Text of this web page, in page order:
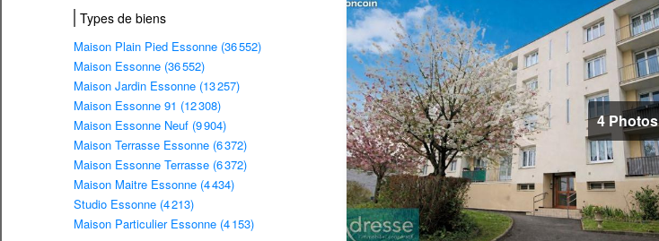
Types de biens
Maison Plain Pied Essonne (36 552)
Maison Essonne (36 552)
Maison Jardin Essonne (13 257)
Maison Essonne 91 (12 308)
Maison Essonne Neuf (9 904)
Maison Terrasse Essonne (6 372)
Maison Essonne Terrasse (6 372)
Maison Maitre Essonne (4 434)
Studio Essonne (4 213)
Maison Particulier Essonne (4 153)
4 Photos